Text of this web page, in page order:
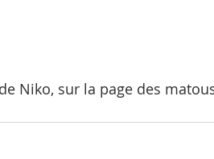
Niko, sur la page des